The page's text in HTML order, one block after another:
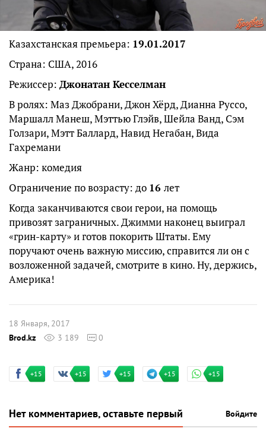
Казахстанская премьера: 19.01.2017
Страна: США, 2016
Режиссер: Джонатан Кесселман
В ролях: Маз Джобрани, Джон Хёрд, Дианна Руссо,
Маршалл Манеш, Мэттью Глэйв, Шейла Ванд, Сэм
Голзари, Мэтт Баллард, Навид Негабан, Вида
Гахремани
Жанр: комедия
Ограничение по возрасту: до 16 лет
Когда заканчиваются свои герои, на помощь
привозят заграничных. Джимми наконец выиграл
«грин-карту» и готов покорить Штаты. Ему
поручают очень важную миссию, справится ли он с
возложенной задачей, смотрите в кино. Ну, держись,
Америка!
18 Января, 2017
Brod.kz
3 189 0
+15 +15 +15 +15 +15
Нет комментариев, оставьте первый Войдите